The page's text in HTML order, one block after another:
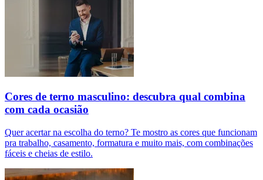
Cores de terno masculino: descubra qual combina
com cada ocasião
Quer acertar na escolha do terno? Te mostro as cores que funcionam
pra trabalho, casamento, formatura e muito mais, com combinações
fáceis e cheias de estilo.